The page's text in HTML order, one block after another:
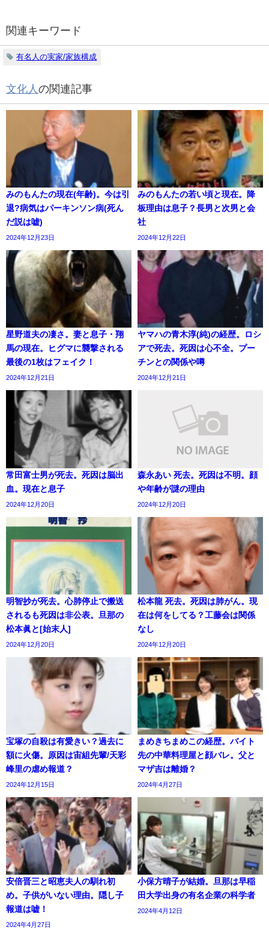
関連キーワード
有名人の実家/家族構成
文化人 の関連記事
みのもんたの現在(年齢)。今は引
退?病気はパーキンソン病(死ん
だ説は嘘)
2024年12月23日
みのもんたの若い頃と現在。降
板理由は息子？長男と次男と会
社
2024年12月22日
星野道夫の凄さ。妻と息子・翔
馬の現在。ヒグマに襲撃される
最後の1枚はフェイク！
2024年12月21日
ヤマハの青木淳(純)の経歴。ロシ
アで死去。死因は心不全。プー
チンとの関係や噂
2024年12月21日
常田富士男が死去。死因は脳出
血。現在と息子
2024年12月20日
森永あい 死去。死因は不明。顔
や年齢が謎の理由
2024年12月20日
明智抄が死去。心肺停止で搬送
されるも死因は非公表。旦那の
松本眞と[始末人]
2024年12月20日
松本龍 死去。死因は肺がん。現
在は何をしてる？工藤会は関係
なし
2024年12月20日
宝塚の自殺は有愛きい？過去に
額に火傷。原因は宙組先輩/天彩
峰里の虐め報道？
2024年12月15日
まめきちまめこの経歴。バイト
先の中華料理屋と顔バレ。父と
マザ吉は離婚？
2024年4月27日
安倍晋三と昭恵夫人の馴れ初
め。子供がいない理由。隠し子
報道は嘘！
2024年4月27日
小保方晴子が結婚。旦那は早稲
田大学出身の有名企業の科学者
2024年4月12日